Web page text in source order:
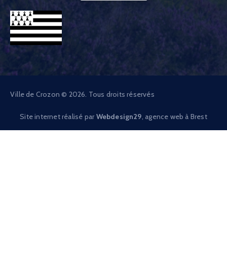
Ville de Crozon © 2026. Tous droits réservés
Site internet réalisé par Webdesign29 , agence web à Brest